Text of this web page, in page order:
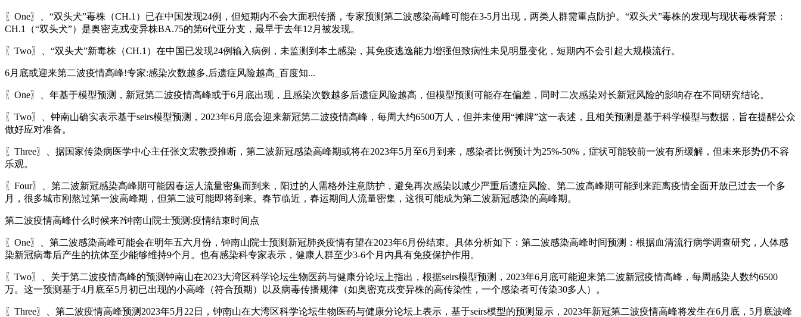
〖One〗、“双头犬”毒株（CH.1）已在中国发现24例，但短期内不会大面积传播，专家预测第二波感染高峰可能在3-5月出现，两类人群需重点防护。“双头犬”毒株的发现与现状毒株背景：
CH.1（“双头犬”）是奥密克戎变异株BA.75的第6代亚分支，最早于去年12月被发现。
〖Two〗、“双头犬”新毒株（CH.1）在中国已发现24例输入病例，未监测到本土感染，其免疫逃逸能力增强但致病性未见明显变化，短期内不会引起大规模流行。
6月底或迎来第二波疫情高峰!专家:感染次数越多,后遗症风险越高_百度知...
〖One〗、年基于模型预测，新冠第二波疫情高峰或于6月底出现，且感染次数越多后遗症风险越高，但模型预测可能存在偏差，同时二次感染对长新冠风险的影响存在不同研究结论。
〖Two〗、钟南山确实表示基于seirs模型预测，2023年6月底会迎来新冠第二波疫情高峰，每周大约6500万人，但并未使用“摊牌”这一表述，且相关预测是基于科学模型与数据，旨在提醒公众
做好应对准备。
〖Three〗、据国家传染病医学中心主任张文宏教授推断，第二波新冠感染高峰期或将在2023年5月至6月到来，感染者比例预计为25%-50%，症状可能较前一波有所缓解，但未来形势仍不容
乐观。
〖Four〗、第二波新冠感染高峰期可能因春运人流量密集而到来，阳过的人需格外注意防护，避免再次感染以减少严重后遗症风险。第二波高峰期可能到来距离疫情全面开放已过去一个多
月，很多城市刚熬过第一波高峰期，但第二波可能即将到来。春节临近，春运期间人流量密集，这很可能成为第二波新冠感染的高峰期。
第二波疫情高峰什么时候来?钟南山院士预测:疫情结束时间点
〖One〗、第二波感染高峰可能会在明年五六月份，钟南山院士预测新冠肺炎疫情有望在2023年6月份结束。具体分析如下：第二波感染高峰时间预测：根据血清流行病学调查研究，人体感
染新冠病毒后产生的抗体至少能够维持9个月。也有感染科专家表示，健康人群至少3-6个月内具有免疫保护作用。
〖Two〗、关于第二波疫情高峰的预测钟南山在2023大湾区科学论坛生物医药与健康分论坛上指出，根据seirs模型预测，2023年6月底可能迎来第二波新冠疫情高峰，每周感染人数约6500
万。这一预测基于4月底至5月初已出现的小高峰（符合预期）以及病毒传播规律（如奥密克戎变异株的高传染性，一个感染者可传染30多人）。
〖Three〗、第二波疫情高峰预测2023年5月22日，钟南山在大湾区科学论坛生物医药与健康分论坛上表示，基于seirs模型的预测显示，2023年新冠第二波疫情高峰将发生在6月底，5月底波峰